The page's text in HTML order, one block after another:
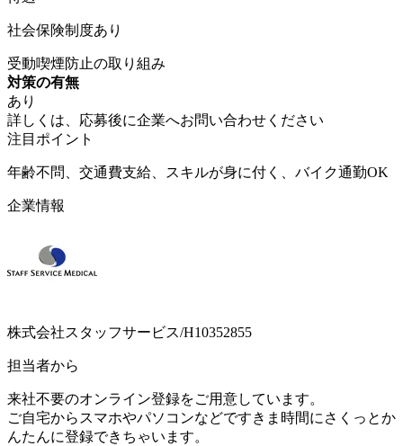
社会保険制度あり
受動喫煙防止の取り組み
対策の有無
あり
詳しくは、応募後に企業へお問い合わせください
注目ポイント
年齢不問、交通費支給、スキルが身に付く、バイク通勤OK
企業情報
株式会社スタッフサービス/H10352855
担当者から
来社不要のオンライン登録をご用意しています。
ご自宅からスマホやパソコンなどですきま時間にさくっとか
んたんに登録できちゃいます。